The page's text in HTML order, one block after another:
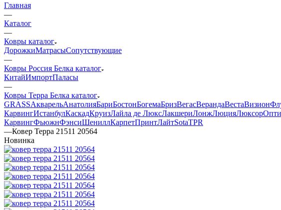
Главная
—
Каталог
—
Ковры каталог
ДорожкиМатрасыСопутствующие
—
Ковры Россия Белка каталог
КитайИмпортПаласы
—
Ковры Терра Белка каталог
GRASSАкварельАнатолияБариБостонБогемаБризВегасВерандаВестаВизион
КарвингИстанбулКаскадКруизЛайла де ЛюксЛакшериЛонжЛюцияЛюксор
КарвингФьюжнФэнсиШениллКарпетПринтЛайтSotaTPR
—Ковер Терра 21511 20564
Новинка